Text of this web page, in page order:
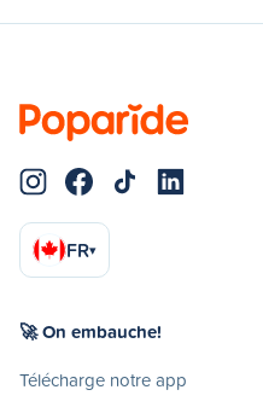
FR▾
🚀 On embauche!
Télécharge notre app